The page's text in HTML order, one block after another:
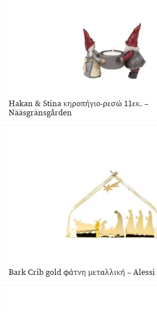
Hakan & Stina κηροπήγιο-ρεσώ 11εκ. –
Nääsgränsgården
Bark Crib gold φάτνη μεταλλική – Alessi